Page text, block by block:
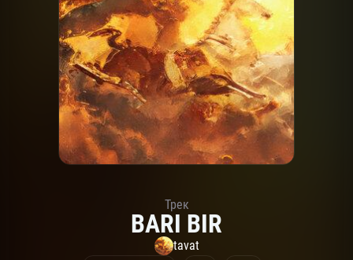
Трек
BARI BIR
tavat